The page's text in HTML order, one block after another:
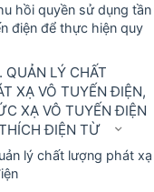
hồi quyền sử dụng tần
điện để thực hiện quy
QUẢN LÝ CHẤT
XẠ VÔ TUYẾN ĐIỆN,
XẠ VÔ TUYẾN ĐIỆN
ĐIỆN TỪ
lý chất lượng phát xạ